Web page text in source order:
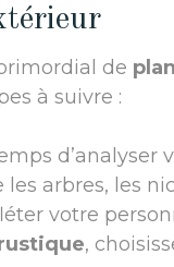
de
à suivre :
d’analyser
arbres, les
votre
,